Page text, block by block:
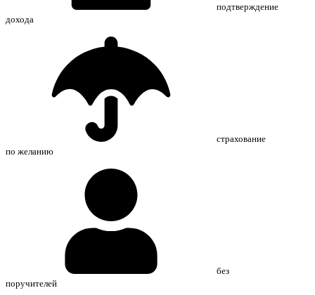
подтверждение
дохода
страхование
по желанию
без
поручителей